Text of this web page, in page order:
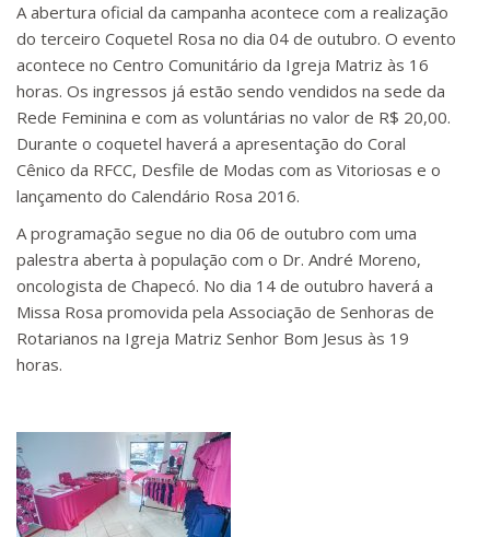
A abertura oficial da campanha acontece com a realização
do terceiro Coquetel Rosa no dia 04 de outubro. O evento
acontece no Centro Comunitário da Igreja Matriz às 16
horas. Os ingressos já estão sendo vendidos na sede da
Rede Feminina e com as voluntárias no valor de R$ 20,00.
Durante o coquetel haverá a apresentação do Coral
Cênico da RFCC, Desfile de Modas com as Vitoriosas e o
lançamento do Calendário Rosa 2016.
A programação segue no dia 06 de outubro com uma
palestra aberta à população com o Dr. André Moreno,
oncologista de Chapecó. No dia 14 de outubro haverá a
Missa Rosa promovida pela Associação de Senhoras de
Rotarianos na Igreja Matriz Senhor Bom Jesus às 19
horas.